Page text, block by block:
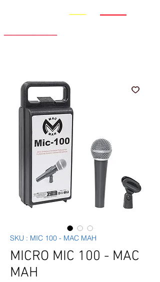
SKU : MIC 100 - MAC MAH
MICRO MIC 100 - MAC
MAH